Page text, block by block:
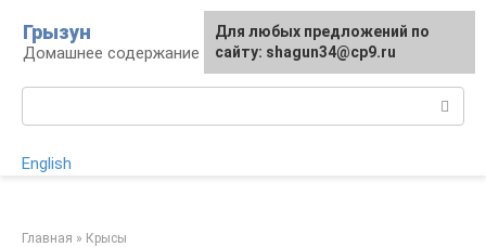
контенту
Грызун
Домашнее содержание грызунов
English
Главная » Крысы
Для любых предложений по
сайту: [email protected]
Для любых предложений по
сайту: shagun34@cp9.ru